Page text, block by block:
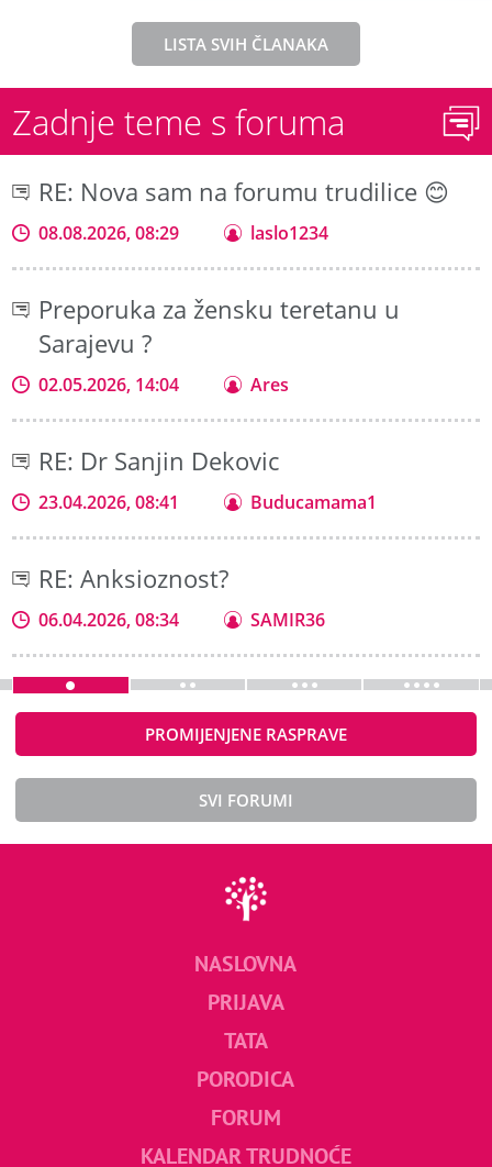
LISTA SVIH ČLANAKA
Zadnje teme s foruma
RE: Nova sam na forumu trudilice 😊
08.08.2026, 08:29 laslo1234
Preporuka za žensku teretanu u
Sarajevu ?
02.05.2026, 14:04 Ares
RE: Dr Sanjin Dekovic
23.04.2026, 08:41 Buducamama1
RE: Anksioznost?
06.04.2026, 08:34 SAMIR36
PROMIJENJENE RASPRAVE
SVI FORUMI
NASLOVNA
PRIJAVA
TATA
PORODICA
FORUM
KALENDAR TRUDNOĆE